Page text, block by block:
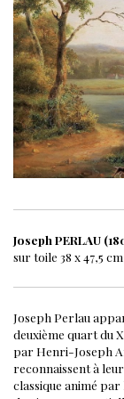
Joseph PERLAU
sur toile 38 x 47,5 cm
Joseph Perlau
deuxième quart du
par Henri-Joseph
reconnaissent à
classique animé